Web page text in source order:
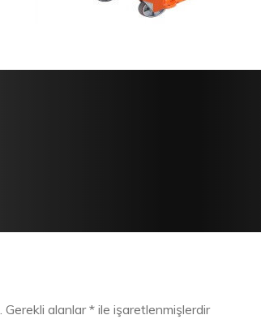
Gerekli alanlar* ile işaretlenmişlerdir